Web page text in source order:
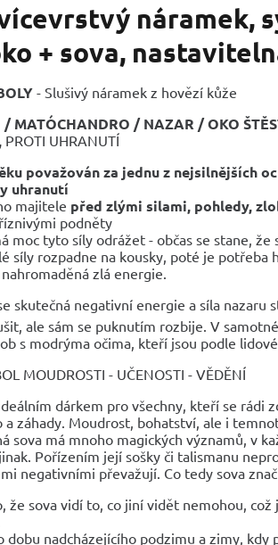
náramek,
+ sova,
- Slušivý náramek z hovězí kůže
/ MATÓCHANDRO / NAZAR / OKO
PROTI UHRANUTÍ
považován za jednu z nejsilnějších
uhranutí
majitele před zlými silami, pohledy,
podněty
moc tyto síly odrážet - občas se stane, že
síly rozpadne na kousky, poté je potřeba
zlá energie.
skutečná negativní energie a síla nazaru
ale sám se puknutím rozbije. V
s modrýma očima, kteří jsou podle
MOUDROSTI - UČENOSTI - VĚDĚNÍ
dárkem pro všechny, kteří se rádi
a záhady. Moudrost, bohatství, ale i
sova má mnoho magických významů, v
Pořízením její sošky či talismanu
negativními převažují. Co tedy sova
že sova vidí to, co jiní vidět nemohou, což
dobu nadcházejícího podzimu a zimy, kdy